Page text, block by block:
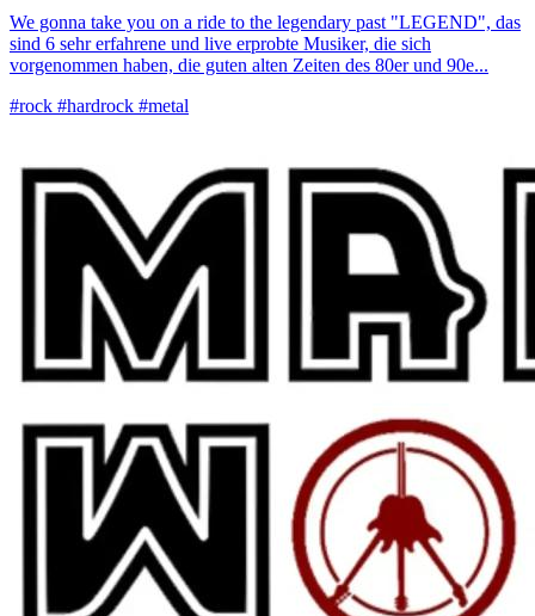
We gonna take you on a ride to the legendary past "LEGEND", das
sind 6 sehr erfahrene und live erprobte Musiker, die sich
vorgenommen haben, die guten alten Zeiten des 80er und 90e...
#rock #hardrock #metal